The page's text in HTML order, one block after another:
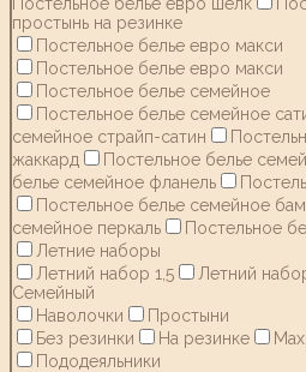
простынь на резинке
Постельное белье евро макси
Постельное белье евро макси
Постельное белье семейное
Постельное белье семейное
семейное страйп-сатин
жаккард
Постельное белье
белье семейное фланель
Постельное белье семейное
семейное перкаль
Постельное
Летние наборы
Летний набор 1,5
Летний
Семейный
Наволочки
Простыни
Без резинки
На резинке
Пододеяльники